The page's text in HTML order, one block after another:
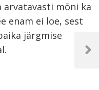
arvatavasti mõni ka
enam ei loe, sest
järgmise
Next